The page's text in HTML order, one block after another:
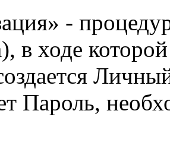
-
в ходе
Пароль,